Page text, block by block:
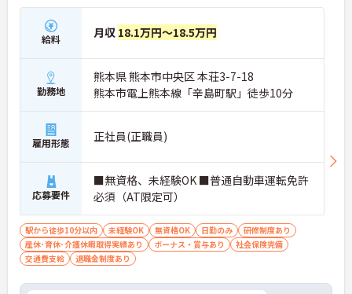
給料 月収 18.1万円～18.5万円
勤務地
熊本県 熊本市中央区 本荘3-7-18
熊本市電上熊本線「辛島町駅」徒歩10分
雇用形態 正社員(正職員)
応募要件
■無資格、未経験OK ■普通自動車運転免許
必須（AT限定可）
駅から徒歩10分以内 未経験OK 無資格OK 日勤のみ
研修制度あり
産休･育休･介護休暇取得実績あり
ボーナス・賞与あり
社会保険完備
交通費支給
退職金制度あり